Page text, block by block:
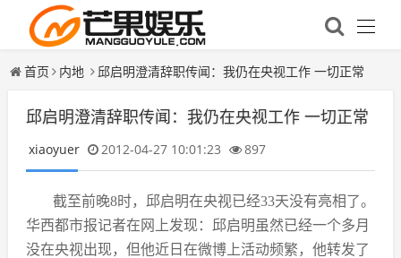
首页 内地 邱启明澄清辞职传闻：我仍在央视工作 一切正常
邱启明澄清辞职传闻：我仍在央视工作 一切正常
xiaoyuer 2012-04-27 10:01:23 897
截至前晚8时，邱启明在央视已经33天没有亮相了。
华西都市报记者在网上发现：邱启明虽然已经一个多月
没在央视出现，但他近日在微博上活动频繁，他转发了